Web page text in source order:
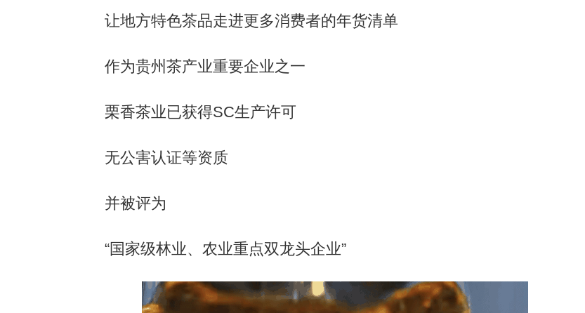
让地方特色茶品走进更多消费者的年货清单
作为贵州茶产业重要企业之一
栗香茶业已获得SC生产许可
无公害认证等资质
并被评为
“国家级林业、农业重点双龙头企业”